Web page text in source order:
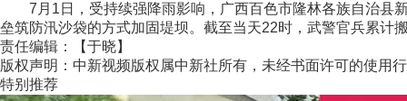
7月1日，受持续强降雨影响，广西百色市隆林各族自治县新
垒筑防汛沙袋的方式加固堤坝。截至当天22时，武警官兵累计
责任编辑：【于晓】
版权声明：中新视频版权属中新社所有，未经书面许可的使用
特别推荐